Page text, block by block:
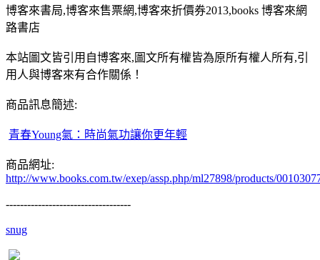
博客來書局,博客來售票網,博客來折價券2013,books 博客來網
路書店
本站圖文皆引用自博客來,圖文所有權皆為原所有權人所有,引
用人與博客來有合作關係！
商品訊息簡述:
青春Young氣：時尚氣功讓你更年輕
商品網址:
http://www.books.com.tw/exep/assp.php/ml27898/products/
-----------------------------------
snug